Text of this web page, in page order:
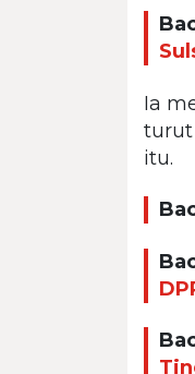
Ia
turut
itu.